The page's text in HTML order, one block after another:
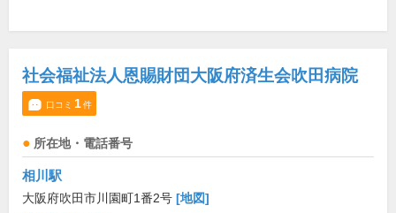
社会福祉法人恩賜財団大阪府済生会吹田病院
口コミ 1件
所在地・電話番号
相川駅
大阪府吹田市川園町1番2号 [地図]